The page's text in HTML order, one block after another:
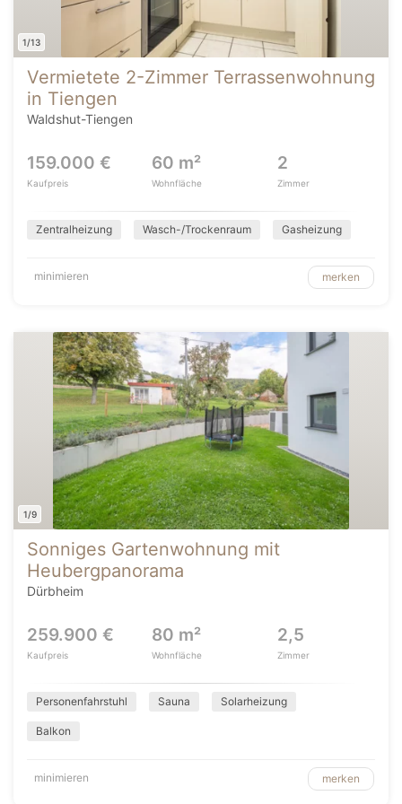
1/13
Vermietete 2-Zimmer Terrassenwohnung
in Tiengen
Waldshut-Tiengen
159.000 €
Kaufpreis
60 m²
Wohnfläche
2
Zimmer
Zentralheizung Wasch-/Trockenraum Gasheizung
minimieren merken
1/9
Sonniges Gartenwohnung mit
Heubergpanorama
Dürbheim
259.900 €
Kaufpreis
80 m²
Wohnfläche
2,5
Zimmer
Personenfahrstuhl Sauna Solarheizung
Balkon
minimieren merken